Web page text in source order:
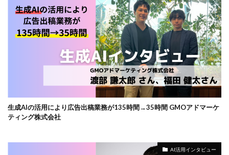
生成AIの活用により広告出稿業務が135時間→35時間 GMOアドマーケ
ティング株式会社
AI活用インタビュー